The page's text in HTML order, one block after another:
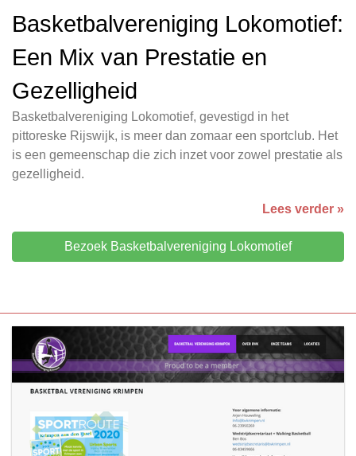
Basketbalvereniging Lokomotief:
Een Mix van Prestatie en
Gezelligheid
Basketbalvereniging Lokomotief, gevestigd in het
pittoreske Rijswijk, is meer dan zomaar een sportclub. Het
is een gemeenschap die zich inzet voor zowel prestatie als
gezelligheid.
Lees verder »
Bezoek Basketbalvereniging Lokomotief